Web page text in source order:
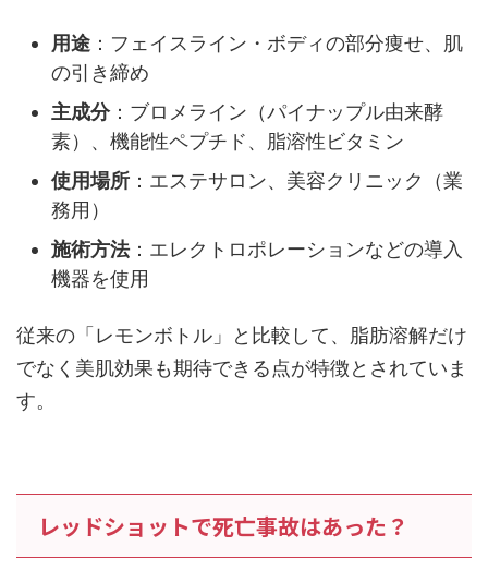
用途 ：フェイスライン・ボディの部分痩せ、肌
の引き締め
主成分：ブロメライン（パイナップル由来酵
素）、機能性ペプチド、脂溶性ビタミン
使用場所 ：エステサロン、美容クリニック（業
務用）
施術方法：エレクトロポレーションなどの導入
機器を使用
従来の「レモンボトル」と比較して、脂肪溶解だけ
でなく美肌効果も期待できる点が特徴とされていま
す。
レッドショットで死亡事故はあった？